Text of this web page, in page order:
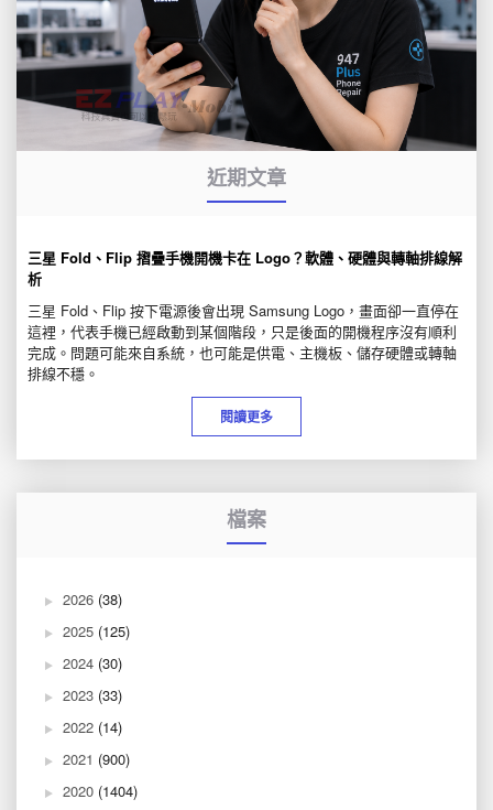
近期文章
三星 Fold、Flip 摺疊手機開機卡在 Logo？軟體、硬體與轉軸排線解
析
三星 Fold、Flip 按下電源後會出現 Samsung Logo，畫面卻一直停在
這裡，代表手機已經啟動到某個階段，只是後面的開機程序沒有順利
完成。問題可能來自系統，也可能是供電、主機板、儲存硬體或轉軸
排線不穩。
閱讀更多
檔案
2026 (38)
2025 (125)
2024 (30)
2023 (33)
2022 (14)
2021 (900)
2020 (1404)